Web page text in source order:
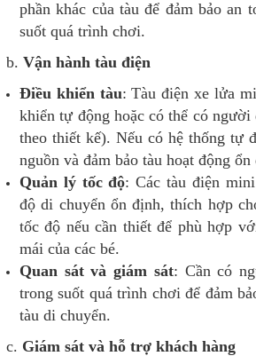
phần khác của tàu để đảm bảo an
suốt quá trình chơi.
b. Vận hành tàu điện
Điều khiển tàu: Tàu điện xe lửa
khiển tự động hoặc có thể có
theo thiết kế). Nếu có hệ thống tự
nguồn và đảm bảo tàu hoạt động ổn
Quản lý tốc độ: Các tàu điện
độ di chuyển ổn định, thích hợp
tốc độ nếu cần thiết để phù hợp
mái của các bé.
Quan sát và giám sát: Cần có
trong suốt quá trình chơi để đảm
tàu di chuyển.
c. Giám sát và hỗ trợ khách hàng